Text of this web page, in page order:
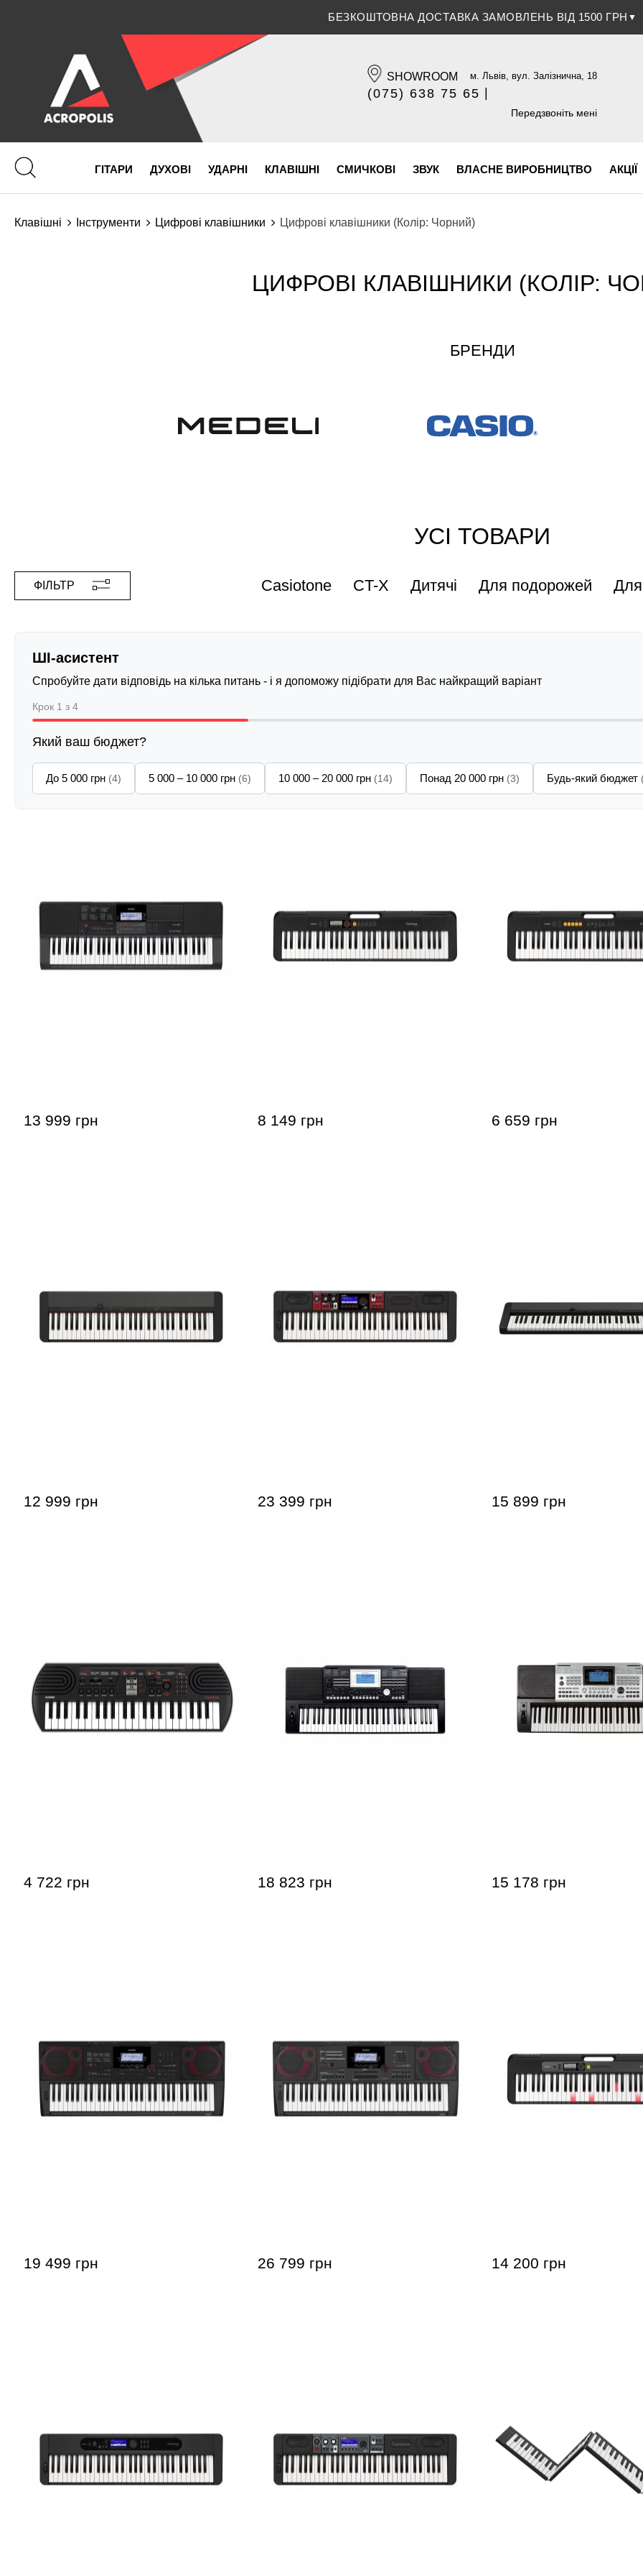
ЗНИЖКА 5% ПРИ ОПЛАТІ БАНКІВСЬКОЮ КАРТКОЮ▼
SHOWROOM м. Львів, вул. Залізнична, 18
(075) 638 75 65
(096) 609 84 32
Передзвоніть мені
ГІТАРИ ДУХОВІ УДАРНІ КЛАВІШНІ СМИЧКОВІ ЗВУК ВЛАСНЕ ВИРОБНИЦТВО АКЦІЇ
Клавішні Інструменти Цифрові клавішники Цифрові клавішники (Колір: Чорний)
ЦИФРОВІ КЛАВІШНИКИ (КОЛІР:
БРЕНДИ
УСІ ТОВАРИ
Casiotone CT-X Дитячі Для подорожей
ФІЛЬТР
ШІ-асистент
Спробуйте дати відповідь на кілька питань - і я допоможу підібрати для Вас найкращий варіант
Крок 1 з 4
Який ваш бюджет?
До 5 000 грн (4) 5 000 – 10 000 грн (6) 10 000 – 20 000 грн (14) Понад 20 000 грн (3) Будь-який бюджет
13 999 грн 8 149 грн 6 659 грн
12 999 грн 23 399 грн 15 899 грн
4 722 грн 18 823 грн 15 178 грн
19 499 грн 26 799 грн 14 200 грн